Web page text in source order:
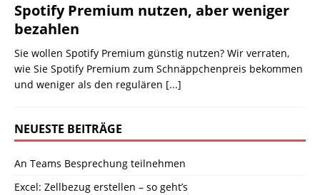
Spotify Premium nutzen, aber weniger
bezahlen
Sie wollen Spotify Premium günstig nutzen? Wir verraten,
wie Sie Spotify Premium zum Schnäppchenpreis bekommen
und weniger als den regulären [...]
NEUESTE BEITRÄGE
An Teams Besprechung teilnehmen
Excel: Zellbezug erstellen – so geht’s